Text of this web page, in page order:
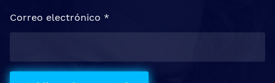
Correo electrónico *